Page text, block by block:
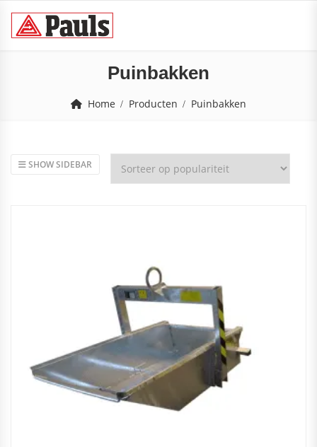
Puinbakken
Home Producten Puinbakken
SHOW SIDEBAR